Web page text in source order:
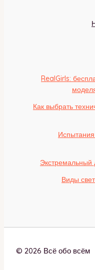
RealGirls:
Как выбрать
Испытания
Экстремальный
Виды
© 2026 Всё обо всём